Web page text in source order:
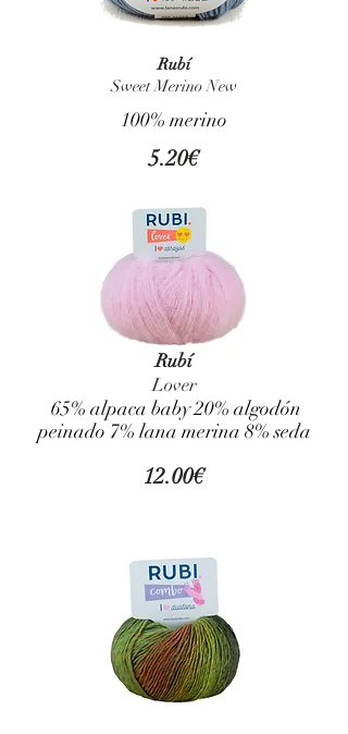
Rubí
Sweet Merino New
100% merino
5.20€
Rubí
Lover
65% alpaca baby 20% algodón
peinado 7% lana merina 8% seda
12.00€